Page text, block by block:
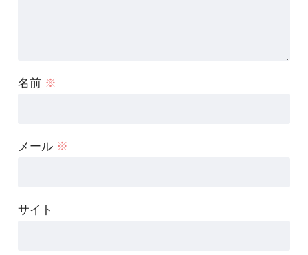
名前 ※
メール ※
サイト